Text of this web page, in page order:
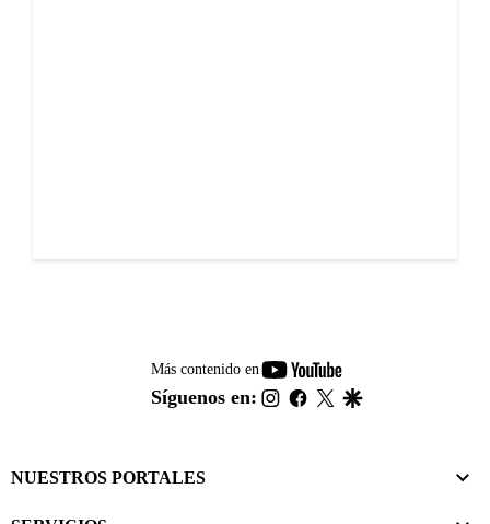
Más contenido en
youtube-
footer
Síguenos en: instagram
facebook
twitter
NUESTROS PORTALES